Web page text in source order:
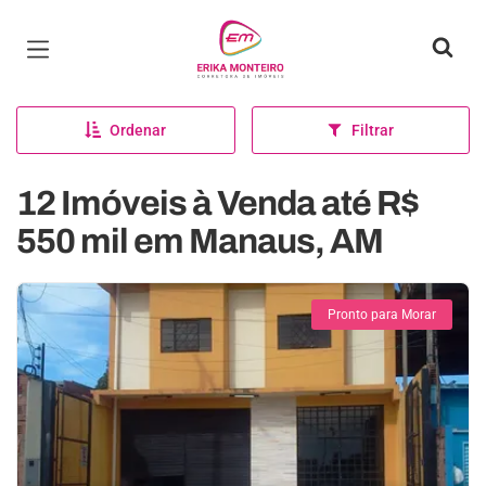
Página inicial
Ordenar Filtrar
12 Imóveis à Venda até R$
550 mil em Manaus, AM
Pronto para Morar